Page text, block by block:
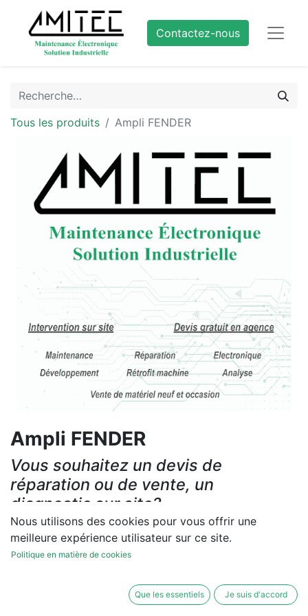
Contactez-nous
Tous les produits Ampli FENDER
Ampli FENDER
Vous souhaitez un devis de
réparation ou de vente, un
diagnostic sur site?
Contactez-nous
Les réparations et les ventes sont garanties
Nous utilisons des cookies pour vous offrir une
meilleure expérience utilisateur sur ce site.
Politique en matière de cookies
Que les essentiels Je suis d'accord